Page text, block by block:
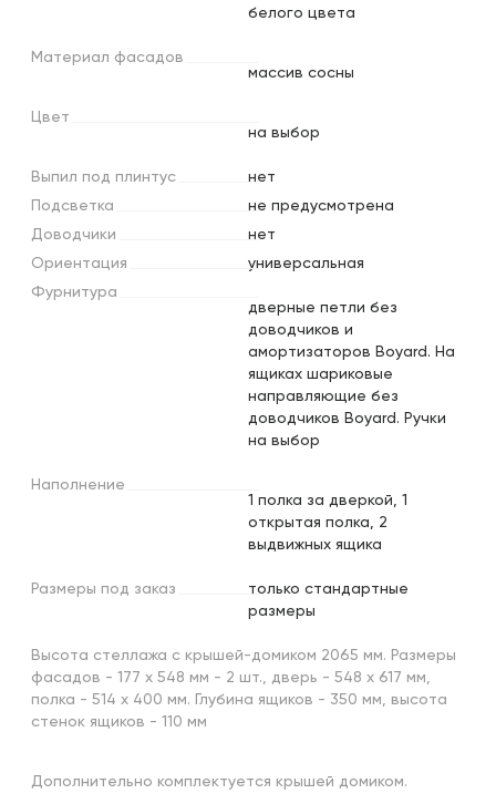
белого цвета
Материал фасадов
массив сосны
Цвет
на выбор
Выпил под плинтус
нет
Подсветка
не предусмотрена
Доводчики
нет
Ориентация
универсальная
Фурнитура
дверные петли без
доводчиков и
амортизаторов Boyard. На
ящиках шариковые
направляющие без
доводчиков Boyard. Ручки
на выбор
Наполнение
1 полка за дверкой, 1
открытая полка, 2
выдвижных ящика
Размеры под заказ
только стандартные
размеры
Высота стеллажа с крышей-домиком 2065 мм. Размеры
фасадов - 177 х 548 мм - 2 шт., дверь - 548 х 617 мм,
полка - 514 х 400 мм. Глубина ящиков - 350 мм, высота
стенок ящиков - 110 мм
Дополнительно комплектуется крышей домиком.